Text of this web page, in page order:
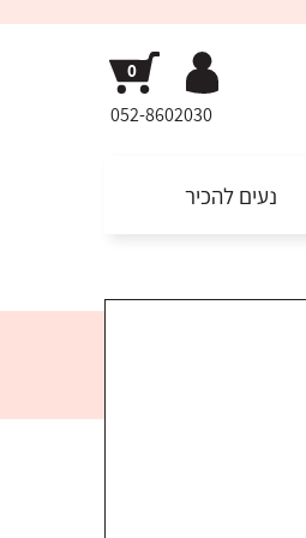
052-8602030
נעים להכיר